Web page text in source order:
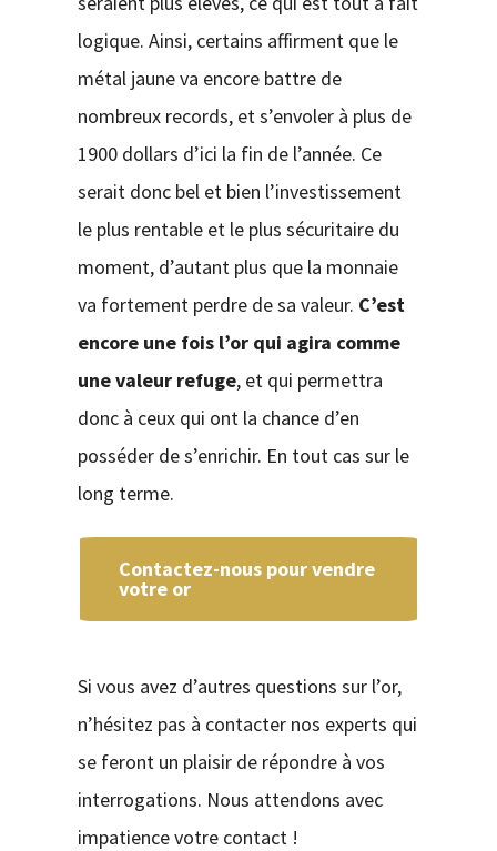
logique. Ainsi, certains affirment que le
métal jaune va encore battre de
nombreux records, et s’envoler à plus de
1900 dollars d’ici la fin de l’année. Ce
serait donc bel et bien l’investissement
le plus rentable et le plus sécuritaire du
moment, d’autant plus que la monnaie
va fortement perdre de sa valeur. C’est
encore une fois l’or qui agira comme
une valeur refuge, et qui permettra
donc à ceux qui ont la chance d’en
posséder de s’enrichir. En tout cas sur le
long terme.
Contactez-nous pour vendre
votre or
Si vous avez d’autres questions sur l’or,
n’hésitez pas à contacter nos experts qui
se feront un plaisir de répondre à vos
interrogations. Nous attendons avec
impatience votre contact !